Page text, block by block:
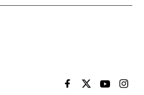
EL PAÍS BRASIL EN
EL PAÍSEL PAÍS
EL